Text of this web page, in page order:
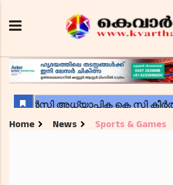
Home News Sports & Games